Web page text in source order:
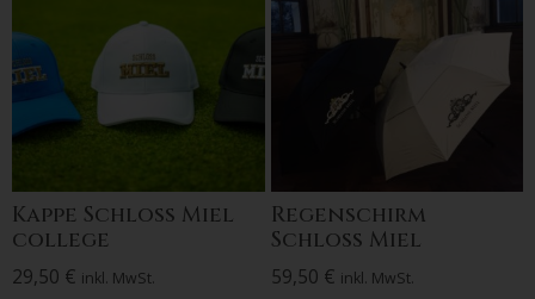
Kappe Schloss Miel
college
29,50 € inkl. MwSt.
Regenschirm
Schloss Miel
59,50 € inkl. MwSt.